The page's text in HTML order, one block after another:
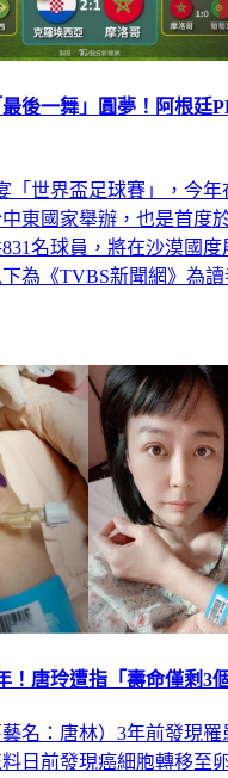
後一舞」圓夢！阿根廷
「世界盃足球賽」，今年
東國家舉辦，也是首度
名球員，將在沙漠國度
為《TVBS新聞網》為
！唐玲遭指「壽命僅剩3
名：唐林）3年前發現
日前發現癌細胞轉移至